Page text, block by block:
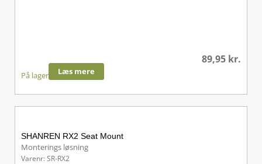
89,95 kr.
På lager Læs mere
SHANREN RX2 Seat Mount
Monterings løsning
Varenr: SR-RX2